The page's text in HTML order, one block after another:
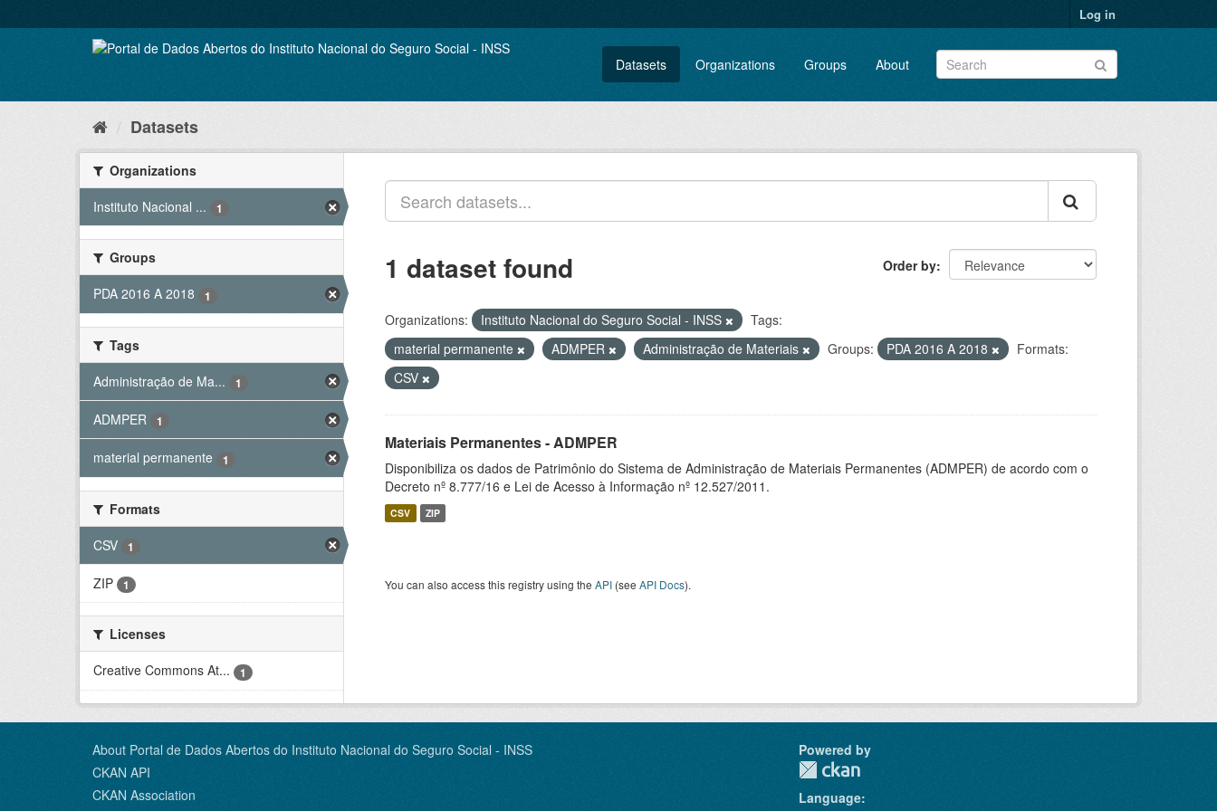
to
Log in
Datasets Organizations Groups About
Datasets
Organizations
Instituto Nacional ...
1
Groups
PDA 2016 A 2018
1
Tags
Administração de Ma...
1
ADMPER 1
material permanente 1
Formats
CSV
1
ZIP 1
Licenses
Creative Commons At...
1
Order by
1 dataset found
Organizations: Instituto Nacional do Seguro Social - INSS
Tags:
material permanente
ADMPER Administração de Materiais Groups: PDA 2016 A 2018
Formats:
CSV
Materiais Permanentes - ADMPER
Disponibiliza os dados de Patrimônio do Sistema de Administração de Materiais Permanentes (ADMPER) de acordo com o
Decreto nº 8.777/16 e Lei de Acesso à Informação nº 12.527/2011.
CSV ZIP
You can also access this registry using the API (see API Docs).
About Portal de Dados Abertos do Instituto Nacional do Seguro Social - INSS
CKAN API
CKAN Association
Powered by
Language